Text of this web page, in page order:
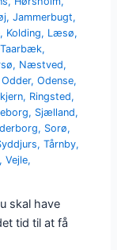
,Jammerbugt,
, Kolding, Læsø,
,
, Næstved,
Odder,Odense,
, Ringsted,
, Sjælland,
, Sorø,
,Tårnby,
,Vejle,
skal have
tid til at få